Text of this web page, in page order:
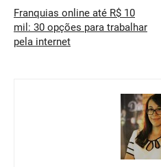
Franquias online até R$ 10
mil: 30 opções para trabalhar
pela internet